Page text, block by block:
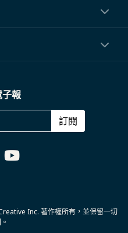
報
訂閱
Inc. 著作權所有，並保留一切